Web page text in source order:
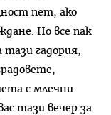
пет, ако
Но все пак
тази гадория,
с млечни
тази вечер за